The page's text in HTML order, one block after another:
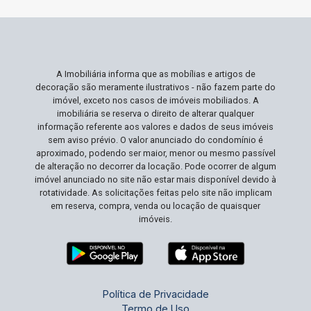
ambiente dinâmico e bem conectado. Não Perca
locação tão vantajosos. Aproveite a chance de
posicionar sua empresa numa área de alto
movimento e retorno garantido. Agende sua visita
e veja como este espaço pode ser o motor do
crescimento do seu negócio!
A Imobiliária informa que as mobílias e artigos de
decoração são meramente ilustrativos - não fazem parte do
imóvel, exceto nos casos de imóveis mobiliados. A
imobiliária se reserva o direito de alterar qualquer
informação referente aos valores e dados de seus imóveis
sem aviso prévio. O valor anunciado do condomínio é
aproximado, podendo ser maior, menor ou mesmo passível
de alteração no decorrer da locação. Pode ocorrer de algum
imóvel anunciado no site não estar mais disponível devido à
rotatividade. As solicitações feitas pelo site não implicam
em reserva, compra, venda ou locação de quaisquer
imóveis.
Política de Privacidade